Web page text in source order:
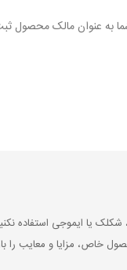
شما به عنوان مالک محصول
خاص، مزایا و معایب را